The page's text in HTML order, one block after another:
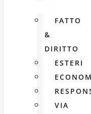
FATTO
&
DIRITTO
ESTERI
VIA